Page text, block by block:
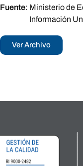
Fuente: Ministerio de
Información
Ver Archivo